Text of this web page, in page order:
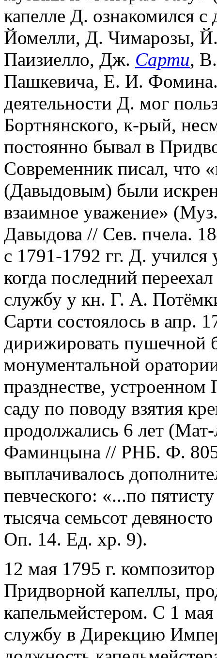
капелле Д. ознакомился
Йомелли, Д. Чимарозы,
Паизиелло, Дж. Сарти,
Пашкевича, Е. И. Фомина.
деятельности Д. мог
Бортнянского, к-рый,
постоянно бывал в
Современник писал, что
(Давыдовым) были
взаимное уважение»
Давыдова // Сев. пчела.
с 1791-1792 гг. Д. учился
когда последний
службу у кн. Г. А.
Сарти состоялось в апр.
дирижировать пушечной
монументальной
празднестве,
саду по поводу взятия
продолжались 6 лет
Фаминцына // РНБ. Ф.
выплачивалось
певческого: «...по
тысяча семьсот
Оп. 14. Ед. хр. 9).
12 мая 1795 г.
Придворной капеллы,
капельмейстером. С 1
службу в Дирекцию